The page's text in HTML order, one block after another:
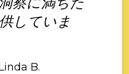
していま
B.